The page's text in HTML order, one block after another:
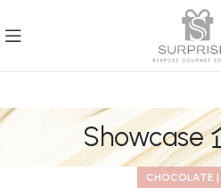
Showcase
CHOCOLATE